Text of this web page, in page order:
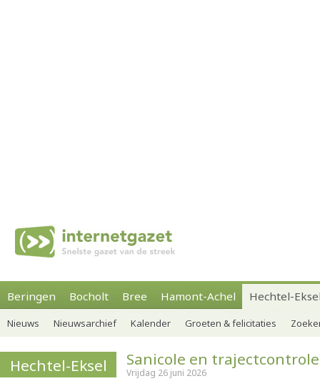
Beringen Bocholt Bree Hamont-Achel Hechtel-
Nieuws Nieuwsarchief Kalender Groeten & felicitaties
Hechtel-Eksel Sanicole en
Vrijdag 26 juni 2026